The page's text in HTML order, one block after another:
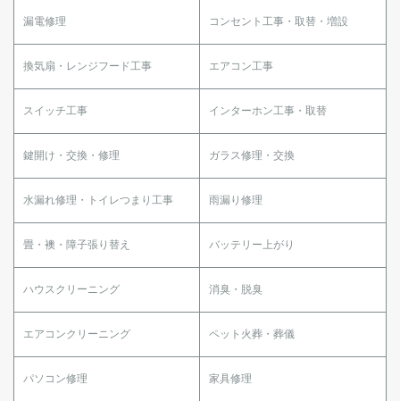
漏電修理 コンセント工事・取替・増設
換気扇・レンジフード工事 エアコン工事
スイッチ工事 インターホン工事・取替
鍵開け・交換・修理 ガラス修理・交換
水漏れ修理・トイレつまり工事 雨漏り修理
畳・襖・障子張り替え バッテリー上がり
ハウスクリーニング 消臭・脱臭
エアコンクリーニング ペット火葬・葬儀
パソコン修理 家具修理